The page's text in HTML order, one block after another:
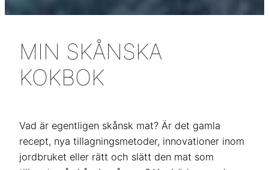
MIN SKÅNSKA
KOKBOK
Vad är egentligen skånsk mat? Är det gamla
recept, nya tillagningsmetoder, innovationer inom
jordbruket eller rätt och slätt den mat som